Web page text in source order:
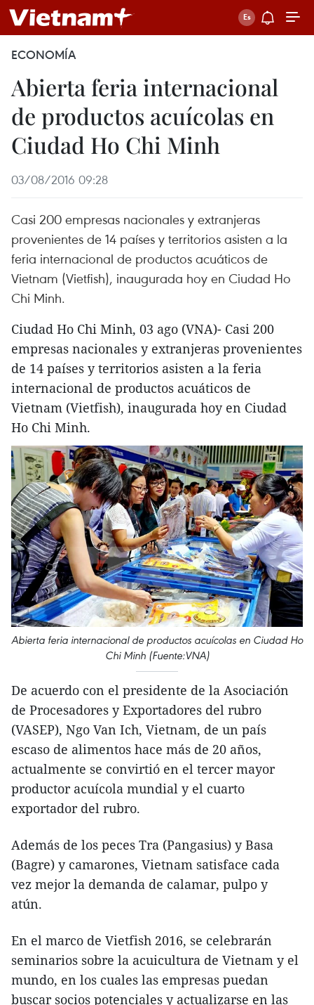
ECONOMÍA
Abierta feria internacional
de productos acuícolas en
Ciudad Ho Chi Minh
03/08/2016 09:28
Casi 200 empresas nacionales y extranjeras
provenientes de 14 países y territorios asisten a la
feria internacional de productos acuáticos de
Vietnam (Vietfish), inaugurada hoy en Ciudad Ho
Chi Minh.
Ciudad Ho Chi Minh, 03 ago (VNA)- Casi 200
empresas nacionales y extranjeras provenientes
de 14 países y territorios asisten a la feria
internacional de productos acuáticos de
Vietnam (Vietfish), inaugurada hoy en Ciudad
Ho Chi Minh.
Abierta feria internacional de productos acuícolas en Ciudad Ho
Chi Minh (Fuente:VNA)
De acuerdo con el presidente de la Asociación
de Procesadores y Exportadores del rubro
(VASEP), Ngo Van Ich, Vietnam, de un país
escaso de alimentos hace más de 20 años,
actualmente se convirtió en el tercer mayor
productor acuícola mundial y el cuarto
exportador del rubro.
Además de los peces Tra (Pangasius) y Basa
(Bagre) y camarones, Vietnam satisface cada
vez mejor la demanda de calamar, pulpo y
atún.
En el marco de Vietfish 2016, se celebrarán
seminarios sobre la acuicultura de Vietnam y el
mundo, en los cuales las empresas puedan
buscar socios potenciales y actualizarse en las